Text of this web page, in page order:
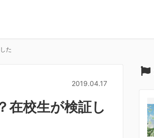
た
2019.04.17
在校生が検証し